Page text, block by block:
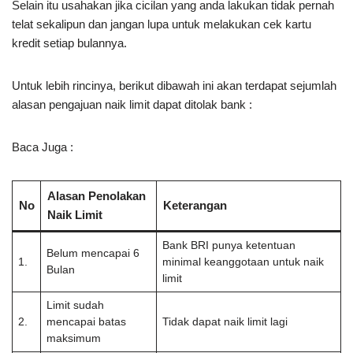
Selain itu usahakan jika cicilan yang anda lakukan tidak pernah
telat sekalipun dan jangan lupa untuk melakukan cek kartu
kredit setiap bulannya.
Untuk lebih rincinya, berikut dibawah ini akan terdapat sejumlah
alasan pengajuan naik limit dapat ditolak bank :
Baca Juga :
No
Alasan Penolakan
Naik Limit
Keterangan
1.
Belum mencapai 6
Bulan
Bank BRI punya ketentuan
minimal keanggotaan untuk naik
limit
2.
Limit sudah
mencapai batas
maksimum
Tidak dapat naik limit lagi